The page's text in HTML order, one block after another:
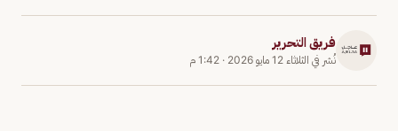
فريق التحرير
نُشر في الثلاثاء 12 مايو 2026 · 1:42 م